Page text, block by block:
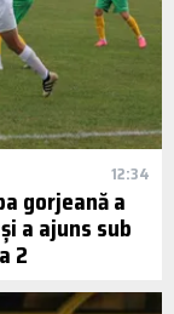
12:34
gorjeană a
a ajuns sub
2